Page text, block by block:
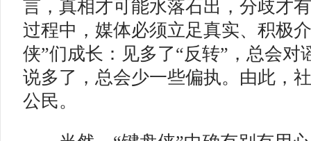
言，真相才可能水落石出，分歧才
过程中，媒体必须立足真实、积极
侠”们成长：见多了“反转”，总会对
说多了，总会少一些偏执。由此，
公民。